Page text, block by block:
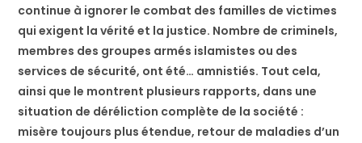
continue à ignorer le combat des familles de victimes
qui exigent la vérité et la justice. Nombre de criminels,
membres des groupes armés islamistes ou des
services de sécurité, ont été… amnistiés. Tout cela,
ainsi que le montrent plusieurs rapports, dans une
situation de déréliction complète de la société :
misère toujours plus étendue, retour de maladies d’un